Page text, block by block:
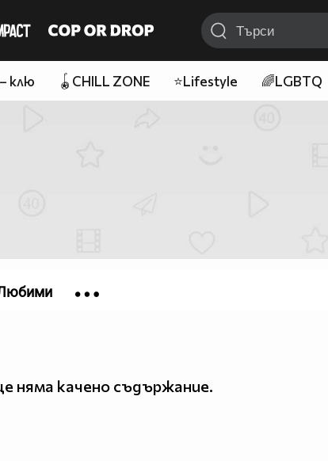
клю 🪀CHILL ZONE ⭐Lifestyle 🌈LGBTQ
няма качено съдържание.